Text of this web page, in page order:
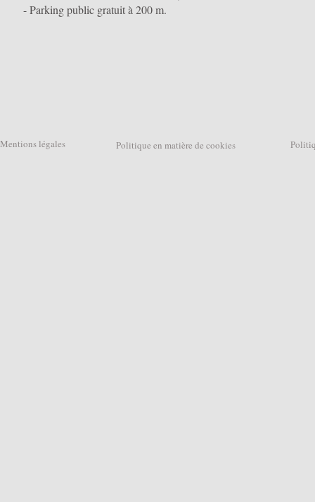
- Parking public gratuit à 200 m.
Politique en matière de cookies
Mentions légales